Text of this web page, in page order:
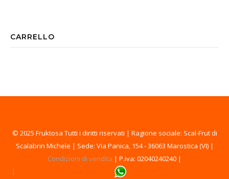
CARRELLO
© 2025 Fruktosa Tutti i diritti riservati | Ragione sociale: Scal-Frut di
Scalabrin Michele | Sede: Via Panica, 154 - 36063 Marostica (VI) |
Condizioni di vendita | P.iva: 02040240240 |